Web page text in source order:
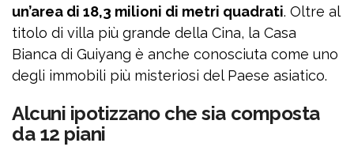
un’area di 18,3 milioni di metri quadrati. Oltre al
titolo di villa più grande della Cina, la Casa
Bianca di Guiyang è anche conosciuta come uno
degli immobili più misteriosi del Paese asiatico.
Alcuni ipotizzano che sia composta
da 12 piani